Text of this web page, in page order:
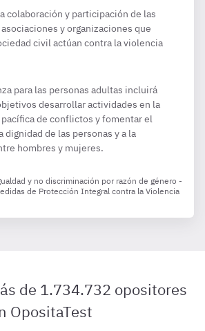
colaboración y participación de las
y organizaciones que
civil actúan contra la violencia
para las personas adultas incluirá
desarrollar actividades en la
de conflictos y fomentar el
dignidad de las personas y a la
hombres y mujeres.
y no discriminación por razón de género -
de Protección Integral contra la Violencia
de 1.734.732 opositores
OpositaTest